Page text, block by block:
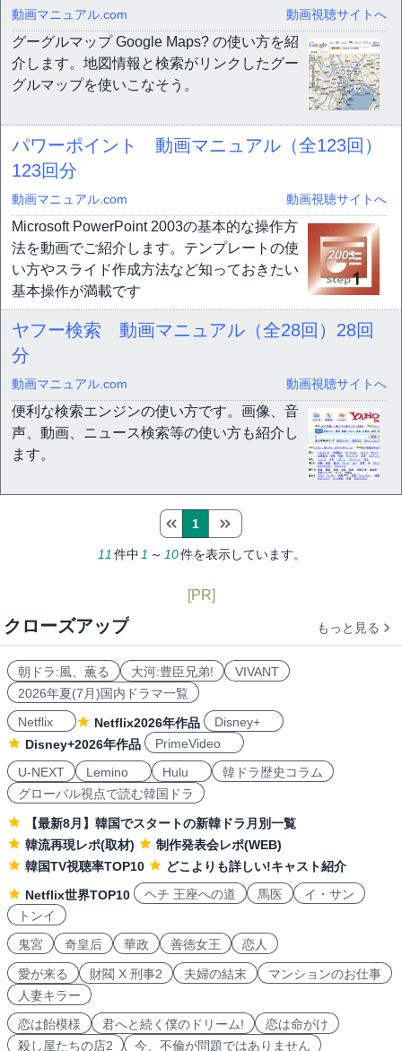
動画マニュアル.com 動画視聴サイトへ
グーグルマップ Google Maps? の使い方を紹
介します。地図情報と検索がリンクしたグー
グルマップを使いこなそう。
パワーポイント 動画マニュアル（全123回）
123回分
動画マニュアル.com 動画視聴サイトへ
Microsoft PowerPoint 2003の基本的な操作方
法を動画でご紹介します。テンプレートの使
い方やスライド作成方法など知っておきたい
基本操作が満載です
ヤフー検索 動画マニュアル（全28回） 28回
分
動画マニュアル.com 動画視聴サイトへ
便利な検索エンジンの使い方です。画像、音
声、動画、ニュース検索等の使い方も紹介し
ます。
11 件中 1 ～ 10件を表示しています。
1
[PR]
クローズアップ もっと見る
朝ドラ:風、薫る 大河:豊臣兄弟!
VIVANT
2026年夏(7月)国内ドラマ一覧
Netflix
Netflix2026年作品
Disney+
Disney+2026年作品
PrimeVideo
U-NEXT
Lemino Hulu
韓ドラ歴史コラム
グローバル視点で読む韓国ドラ
【最新8月】韓国でスタートの新韓ドラ月別一覧
韓流再現レポ(取材)
制作発表会レポ(WEB)
韓国TV視聴率TOP10
どこよりも詳しい!キャスト紹介
Netflix世界TOP10
ヘチ 王座への道 馬医
イ・サン
トンイ
鬼宮
奇皇后 華政 善徳女王 恋人
愛が来る 財閥 X 刑事2 夫婦の結末
マンションのお仕事
人妻キラー
恋は飴模様
君へと続く僕のドリーム!
恋は命がけ
殺し屋たちの店2
今、不倫が問題ではありません